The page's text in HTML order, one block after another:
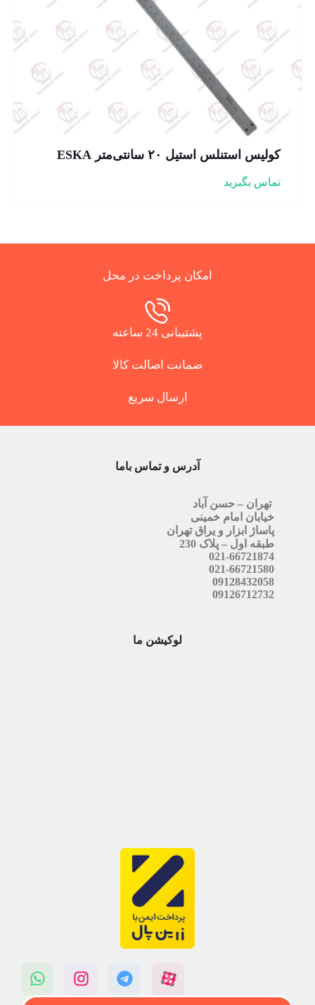
کولیس استنلس استیل ۲۰ سانتی‌متر ESKA
تماس بگیرید
امکان پرداخت در محل
پشتیبانی 24 ساعته
ضمانت اصالت کالا
ارسال سریع
آدرس و تماس باما
تهران – حسن آباد
خیابان امام خمینی
پاساژ ابزار و یراق تهران
طبقه اول – پلاک 230
021-66721874
021-66721580
09128432058
09126712732
لوکیشن ما